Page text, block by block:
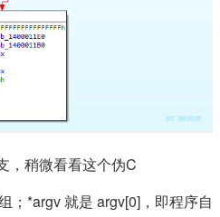
，稍微看看这个伪C
；*argv 就是 argv[0]，即程序自